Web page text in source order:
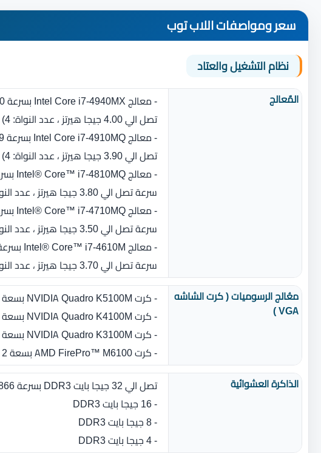
سعر ومواصفات اللاب توب
نظام التشغيل والعتاد
المٌعالج
تصل الي 4.00 جيجا هيرتز ،‏ عدد النواة‏:‏ 4)
تصل الي 3.90 جيجا هيرتز ،‏ عدد النواة‏:‏ 4)
سرعة تصل الي 3.80 جيجا هيرتز ،‏ عدد النواة‏:‏ 4)
سرعة تصل الي 3.50 جيجا هيرتز ،‏ عدد النواة‏:‏ 4)
سرعة تصل الي 3.70 جيجا هيرتز ،‏ عدد النواة‏:‏ 2)
معُالج الرسوميات ( كرت الشاشه
VGA )
- كرت NVIDIA Quadro K5100M بسعة 8 جيجا بايت GDDR5
- كرت NVIDIA Quadro K4100M بسعة 4 جيجا بايت GDDR5
- كرت NVIDIA Quadro K3100M بسعة 4 جيجا بايت GDDR5
- كرت AMD FirePro™ M6100 بسعة 2 جيجا بايت GDDR5
الذاكرة العشوائية
تصل الي 32 جيجا بايت DDR3 بسرعة 1866 ميجا هيرتز
- 16 جيجا بايت DDR3
- 8 جيجا بايت DDR3
- 4 جيجا بايت DDR3